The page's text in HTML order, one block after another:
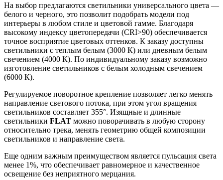
На выбор предлагаются светильники универсального цвета —
белого и черного, это позволит подобрать модели под
интерьеры в любом стиле и цветовой гамме. Благодаря
высокому индексу цветопередачи (CRI>90) обеспечивается
точное восприятие цветовых оттенков. К заказу доступны
светильники с теплым белым (3000 К) или дневным белым
свечением (4000 К). По индивидуальному заказу возможно
изготовление светильников с белым холодным свечением
(6000 К).
Регулируемое поворотное крепление позволяет легко менять
направление светового потока, при этом угол вращения
светильников составляет 355°. Изящные и длинные
светильники FLAT можно поворачивать в любую сторону
относительно трека, менять геометрию общей композиции
светильников и направление света.
Еще одним важным преимуществом является пульсация света
менее 1%, что обеспечивает равномерное и качественное
освещение без неприятного мерцания.